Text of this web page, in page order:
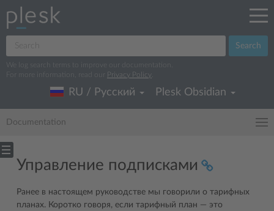
Search
We log search terms to improve our documentation.
For more information, read our
Privacy Policy
RU / Русский Plesk Obsidian
Documentation
Управление подписками
Ранее в настоящем руководстве мы говорили о тарифных
планах. Коротко говоря, если тарифный план ― это